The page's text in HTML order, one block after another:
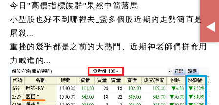
今日"高價指標族群"果然中箭落馬
小型股也好不到哪裡去_蠻多個股近期的走勢簡直是
屠殺...
重挫的幾乎都是之前的大熱門、近期神老師們拼命用
力喊進的...